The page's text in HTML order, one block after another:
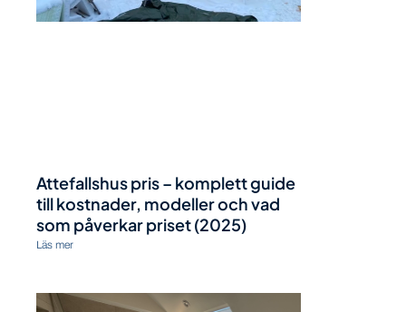
Attefallshus pris – komplett guide
till kostnader, modeller och vad
som påverkar priset (2025)
Läs mer